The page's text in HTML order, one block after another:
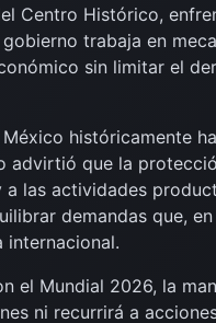
Centro Histórico,
trabaja en
sin limitar el
históricamente
que la
las actividades
demandas que,
internacional.
el Mundial 2026, la
ni recurrirá a